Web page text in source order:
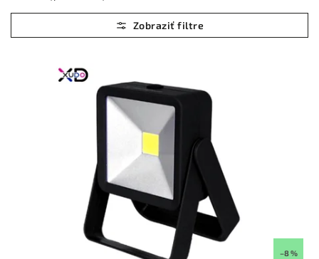
Najlacnejšie
Najdrahšie
–8 %